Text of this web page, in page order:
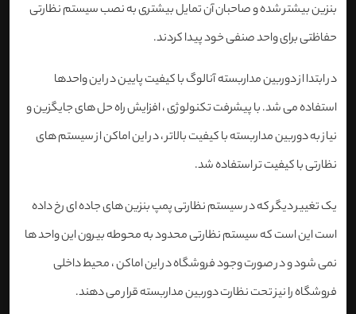
بنزین بیشتر شده و صاحبان آن تمایل بیشتری به نصب سیستم نظارتی
حفاظتی برای واحد صنفی خود پیدا کردند.
در ابتدا از دوربین مداربسته آنالوگ با کیفیت پایین در این واحدها
استفاده می شد. با پیشرفت تکنولوژی ، افزایش راه حل های جایگزین و
نیاز به دوربین مداربسته با کیفیت بالاتر ، در این اماکن از سیستم های
نظارتی با کیفیت تر استفاده شد.
یک تغییر دیگر که در سیستم نظارتی پمپ بنزین های جاده ای رخ داده
است این است که سیستم نظارتی محدود به محوطه بیرون این واحد ها
نمی شود و در صورت وجود فروشگاه در این اماکن ، محیط داخلی
فروشگاه را نیز تحت نظارت دوربین مداربسته قرار می دهند.